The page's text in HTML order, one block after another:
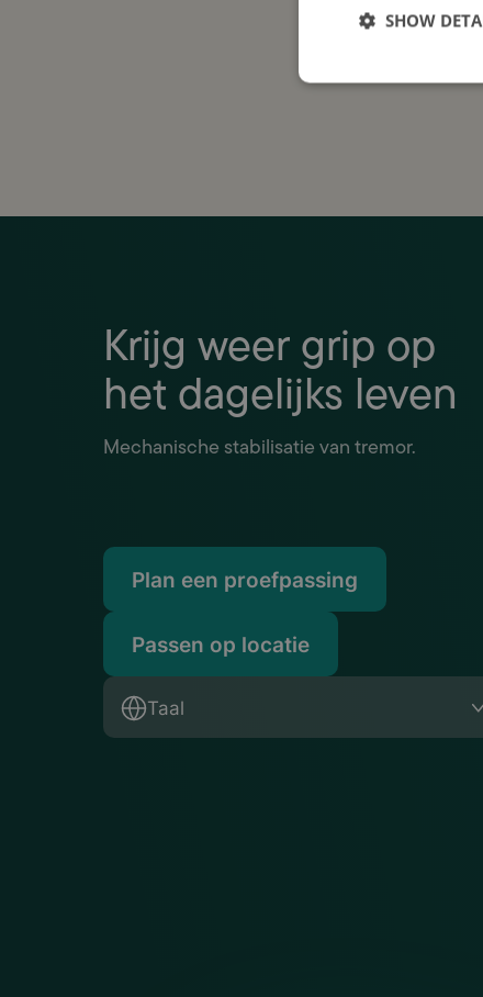
Houd
Krijg weer grip op
het dagelijks leven
Mechanische stabilisatie van tremor.
Plan een proefpassing
Passen op locatie
Taal
SHOW